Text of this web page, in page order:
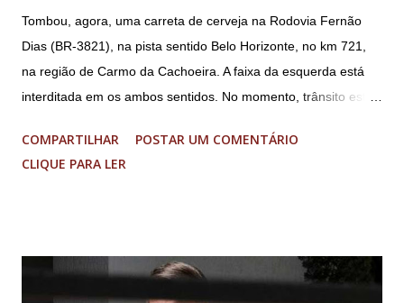
Tombou, agora, uma carreta de cerveja na Rodovia Fernão
Dias (BR-3821), na pista sentido Belo Horizonte, no km 721,
na região de Carmo da Cachoeira. A faixa da esquerda está
interditada em os ambos sentidos. No momento, trânsito está
Imagens @transitofernaodias *Por Sebastião Filho
COMPARTILHAR
POSTAR UM COMENTÁRIO
CLIQUE PARA LER